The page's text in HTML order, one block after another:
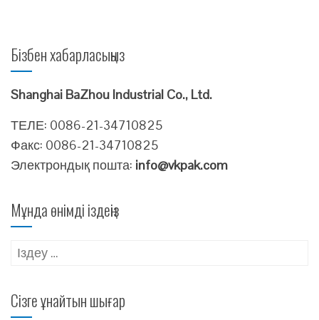
Бізбен хабарласыңыз
Shanghai BaZhou Industrial Co., Ltd.
ТЕЛЕ: 0086-21-34710825
Факс: 0086-21-34710825
Электрондық пошта: info@vkpak.com
Мұнда өнімді іздеңіз
Іздеу:
Сізге ұнайтын шығар